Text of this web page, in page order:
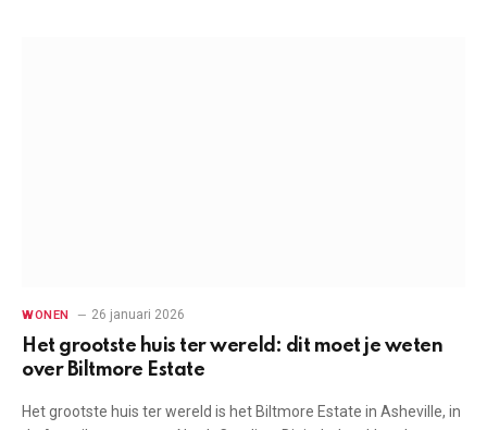
WONEN 26 januari 2026
Het grootste huis ter wereld: dit moet je weten
over Biltmore Estate
Het grootste huis ter wereld is het Biltmore Estate in Asheville, in